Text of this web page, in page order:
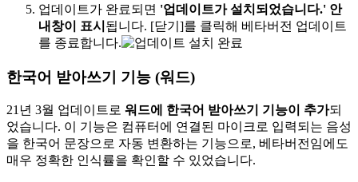
업데이트가 완료되면 '업데이트가 설치되었습니다.' 안
내창이 표시 됩니다. [닫기]를 클릭해 베타버전 업데이트
를 종료합니다.
한국어 받아쓰기 기능 (워드)
21년 3월 업데이트로 워드에 한국어 받아쓰기 기능이 추가되
었습니다. 이 기능은 컴퓨터에 연결된 마이크로 입력되는 음성
을 한국어 문장으로 자동 변환하는 기능으로, 베타버전임에도
매우 정확한 인식률을 확인할 수 있었습니다.